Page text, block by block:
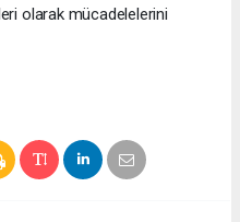
olarak mücadelelerini